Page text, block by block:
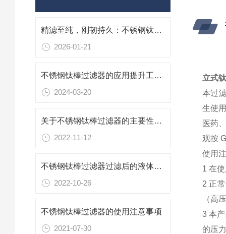
精滤至纯，刚韧持久：不锈钢钛棒过滤器，高洁净工艺的可靠屏障
2026-01-21
不锈钢钛棒过滤器的应用提升工业过滤效率与质量
2024-03-20
关于不锈钢钛棒过滤器的主要性能看完本篇你就知道了
2022-11-12
不锈钢钛棒过滤器过滤后的液体出现浑浊的原因
2022-10-26
不锈钢钛棒过滤器的使用注意事项
2021-07-30
立式
本过
生使
医药
观按
使用
1 在
2 正
（高
3 本
的压